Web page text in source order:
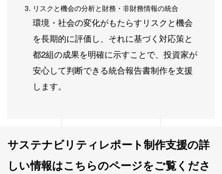
リスクと機会の分析と財務・非財務情報の統合
環境・社会の変化がもたらすリスクと機会
を長期的に評価し、それに基づく対応策と
都2組の成果を明確に示すことで、投資家が
安心して判断できる統合報告書制作を支援
します。
サステナビリティレポート制作支援の詳
しい情報はこちらのページをご覧くださ